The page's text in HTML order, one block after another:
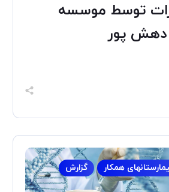
توسط موسسه
دهش پور
همکار گزارش